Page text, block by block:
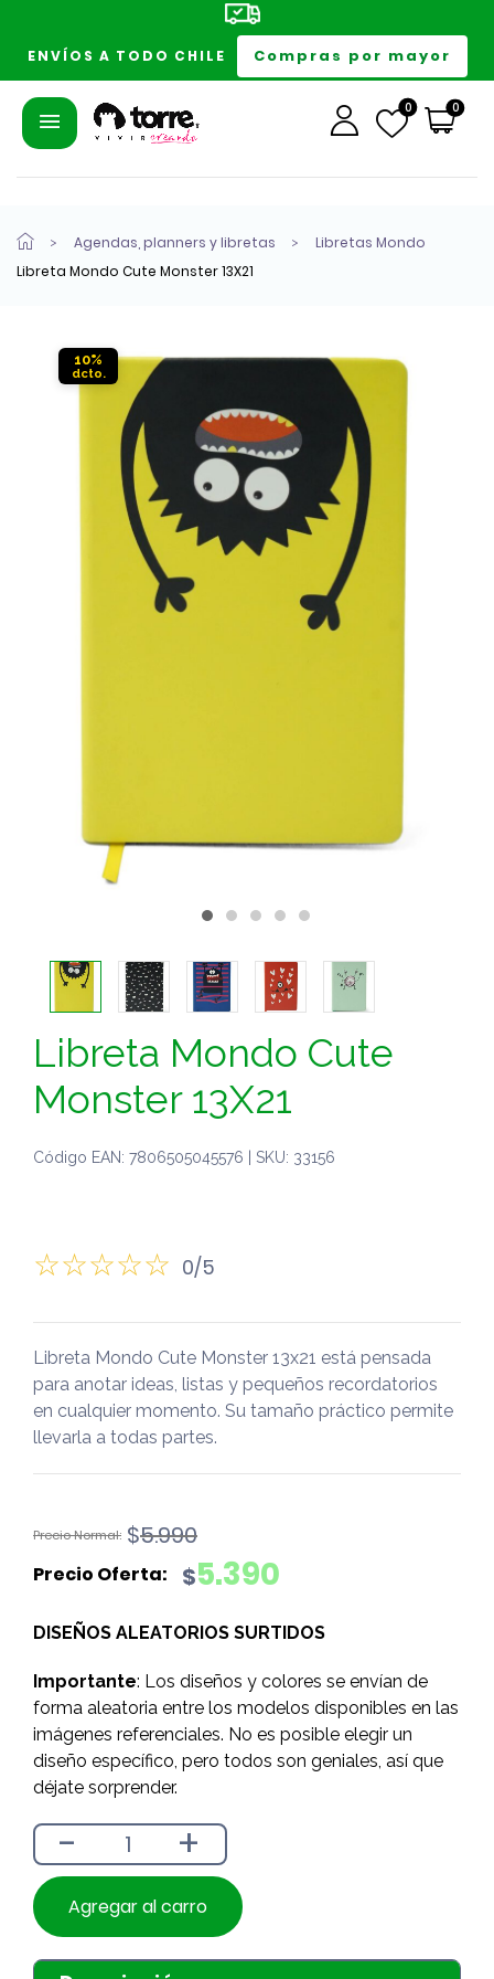
ENVÍOS A TODO CHILE Compras por mayor
0 0
Agendas, planners y libretas
Libretas Mondo
Libreta Mondo Cute Monster 13X21
10%
Libreta Mondo Cute
Monster 13X21
Código EAN: 7806505045576 | SKU: 33156
0/5
Libreta Mondo Cute Monster 13x21 está pensada
para anotar ideas, listas y pequeños recordatorios
en cualquier momento. Su tamaño práctico permite
llevarla a todas partes.
$5.990
El
original
$5.990.
$5.390
El
actual
$5.390.
DISEÑOS ALEATORIOS SURTIDOS
Importante: Los diseños y colores se envían de
forma aleatoria entre los modelos disponibles en las
imágenes referenciales. No es posible elegir un
diseño específico, pero todos son geniales, así que
déjate sorprender.
- +
Agregar al carro